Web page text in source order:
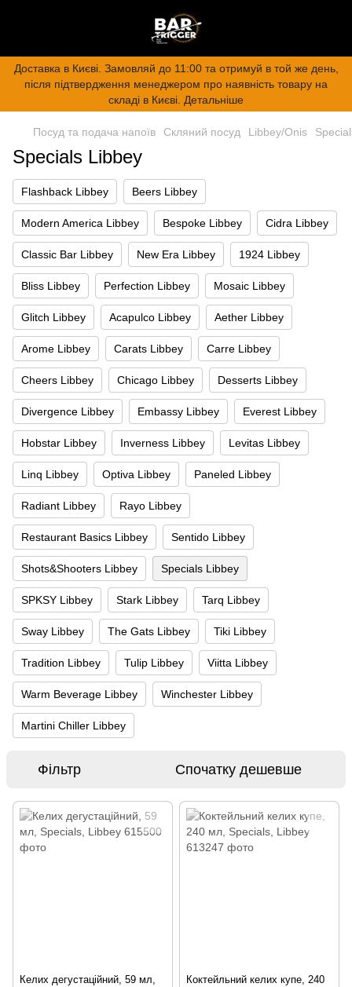
Доставка в Києві. Замовляй до 11:00 та отримуй в той же день,
після підтвердження менеджером про наявність товару на
складі в Києві. Детальніше
Посуд та подача напоїв Скляний посуд Libbey/Onis
Specials Libbey
Flashback Libbey Beers Libbey
Modern America Libbey Bespoke Libbey Cidra Libbey
Classic Bar Libbey New Era Libbey 1924 Libbey
Bliss Libbey Perfection Libbey Mosaic Libbey
Glitch Libbey Acapulco Libbey Aether Libbey
Arome Libbey Carats Libbey Carre Libbey
Cheers Libbey Chicago Libbey Desserts Libbey
Divergence Libbey Embassy Libbey Everest Libbey
Hobstar Libbey Inverness Libbey Levitas Libbey
Linq Libbey Optiva Libbey Paneled Libbey
Radiant Libbey Rayo Libbey
Restaurant Basics Libbey Sentido Libbey
Shots&Shooters Libbey Specials Libbey
SPKSY Libbey Stark Libbey Tarq Libbey
Sway Libbey The Gats Libbey Tiki Libbey
Tradition Libbey Tulip Libbey Viitta Libbey
Warm Beverage Libbey Winchester Libbey
Martini Chiller Libbey
Фільтр Спочатку дешевше
Келих дегустаційний, 59 мл,
Коктейльний келих купе, 240